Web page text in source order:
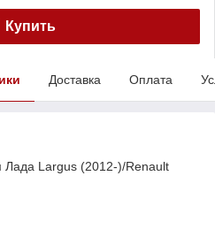
Купить
Доставка Оплата
Лада Largus (2012-)/Renault